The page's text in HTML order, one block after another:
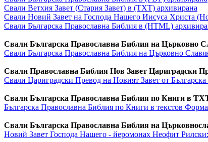
Свали Ветхия Завет (Стария Завет) в (TXT) архивирана
Свали Новий Завет на Господа Нашего Иисуса Христа
Свали Българска Православна Библия в (HTML)
Свали Българска Православна Библия на Църковно
Свали Българска Православна Библия на Църковно
Свали Православна Библия Нов Завет Цариградски
Свали Цариградски Превод на Новият Завет от
Свали Българска Православна Библия по Книги в
Българска Православна Библия по Книги в текстов
Свали Българска Православна Библия на
Новий Завет Господa Нашего - йеромонах Неофит Рилски: